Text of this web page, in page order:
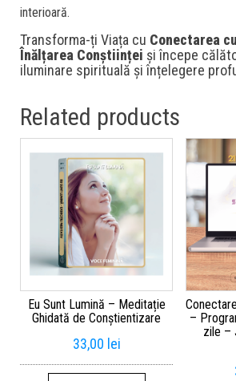
interioară.
Transforma-ți Viața cu Conectarea
Înălțarea Conștiinței și începe
iluminare spirituală și înțelegere
Related products
Eu Sunt Lumină – Meditație
Ghidată de Conștientizare
33,00 lei
–
zile –